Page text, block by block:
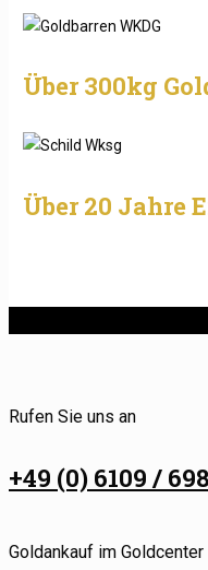
Über 300kg
Über 20 Jahre
Rufen Sie uns an
+49 (0) 6109 /
Goldankauf im Goldcenter